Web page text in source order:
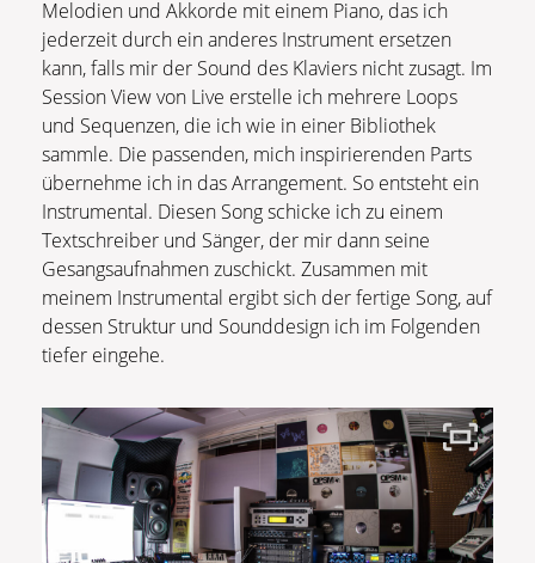
Melodien und Akkorde mit einem Piano, das ich
jederzeit durch ein anderes Instrument ersetzen
kann, falls mir der Sound des Klaviers nicht zusagt. Im
Session View von Live erstelle ich mehrere Loops
und Sequenzen, die ich wie in einer Bibliothek
sammle. Die passenden, mich inspirierenden Parts
übernehme ich in das Arrangement. So entsteht ein
Instrumental. Diesen Song schicke ich zu einem
Textschreiber und Sänger, der mir dann seine
Gesangsaufnahmen zuschickt. Zusammen mit
meinem Instrumental ergibt sich der fertige Song, auf
dessen Struktur und Sounddesign ich im Folgenden
tiefer eingehe.